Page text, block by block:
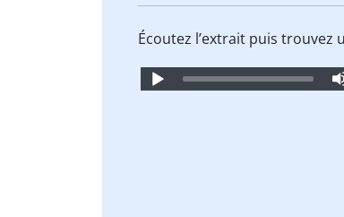
Écoutez l’extrait puis trouvez
Audio